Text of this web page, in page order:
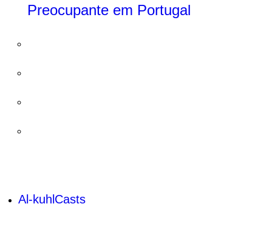
Preocupante em Portugal
Al-kuhlCasts